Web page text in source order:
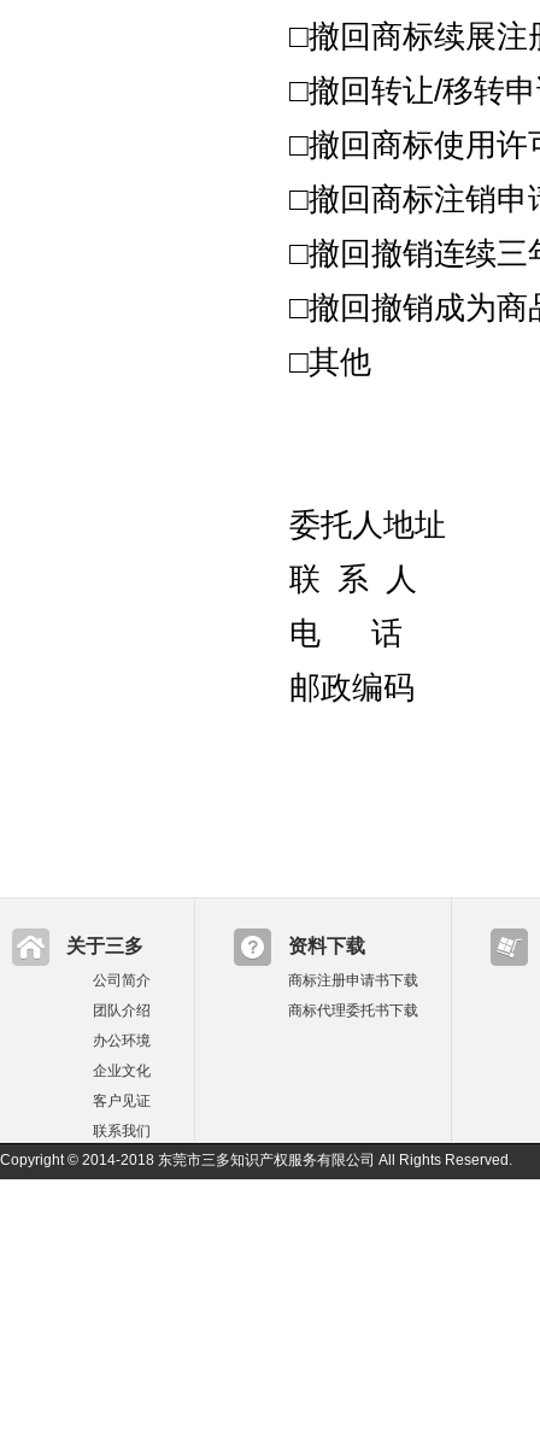
□撤回商标续展注
□撤回转让/移转
□撤回商标使用许
□撤回商标注销申
□撤回撤销连续三
□撤回撤销成为商
□其
委托人地
联
电
邮政
关于三多
公司简介
团队介绍
办公环境
企业文化
客户见证
联系我们
资料下载
商标注册申请书下载
商标代理委托书下载
Copyright © 2014-2018 东莞市三多知识产权服务有限公司 All Rights Reserved.